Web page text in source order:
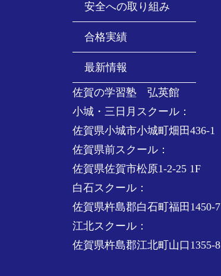
安全への取り組み
合格実績
最新情報
佐賀の学習塾 弘英館
小城・三日月スクール：
佐賀県小城市小城町畑田436-1
佐賀県前スクール：
佐賀県佐賀市松原1-2-25 1F
白石スクール：
佐賀県杵島郡白石町福田1450-7
江北スクール：
佐賀県杵島郡江北町山口1355-8